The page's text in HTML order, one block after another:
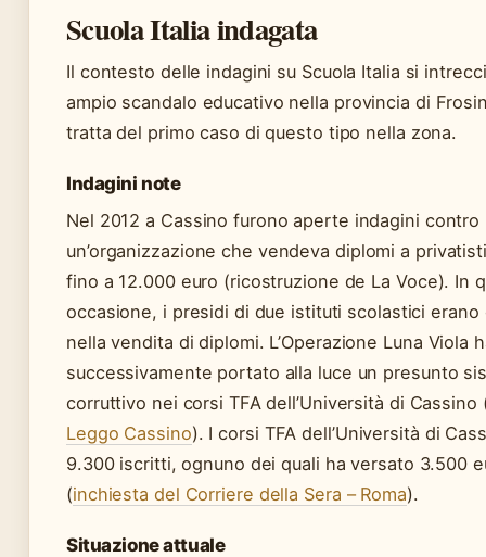
Scuola Italia indagata
Il contesto delle indagini su Scuola Italia si
ampio scandalo educativo nella provincia di
tratta del primo caso di questo tipo nella zona.
Indagini note
Nel 2012 a Cassino furono aperte indagini contro
un’organizzazione che vendeva diplomi a
fino a 12.000 euro (ricostruzione de La Voce). In
occasione, i presidi di due istituti scolastici erano
nella vendita di diplomi. L’Operazione Luna Viola
successivamente portato alla luce un presunto
corruttivo nei corsi TFA dell’Università di Cassino
Leggo Cassino). I corsi TFA dell’Università di
9.300 iscritti, ognuno dei quali ha versato 3.500
(inchiesta del Corriere della Sera – Roma).
Situazione attuale